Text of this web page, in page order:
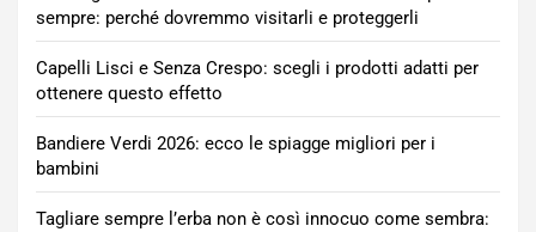
sempre: perché dovremmo visitarli e proteggerli
Capelli Lisci e Senza Crespo: scegli i prodotti adatti per
ottenere questo effetto
Bandiere Verdi 2026: ecco le spiagge migliori per i
bambini
Tagliare sempre l’erba non è così innocuo come sembra: